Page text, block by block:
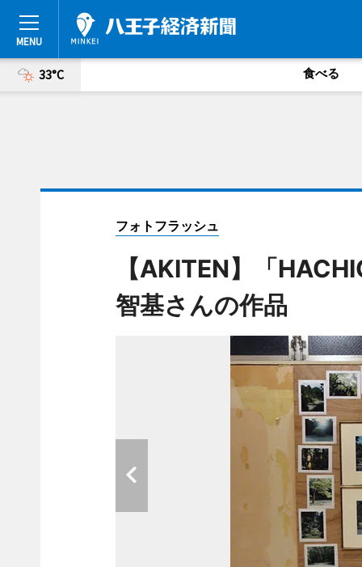
33°C 食べる
フォトフラッシュ
【AKITEN】「
智基さんの作品